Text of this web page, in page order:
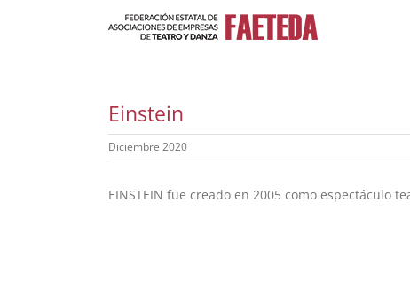
Einstein
Diciembre 2020
EINSTEIN fue creado en 2005 como espectáculo